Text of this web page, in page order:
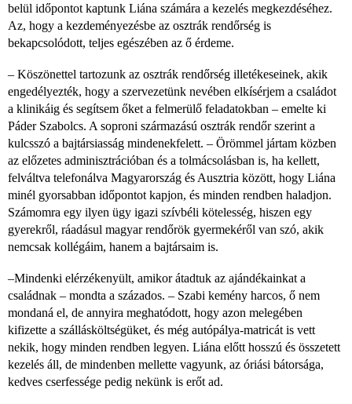
belül időpontot kaptunk Liána számára a kezelés megkezdéséhez.
Az, hogy a kezdeményezésbe az osztrák rendőrség is
bekapcsolódott, teljes egészében az ő érdeme.
– Köszönettel tartozunk az osztrák rendőrség illetékeseinek, akik
engedélyezték, hogy a szervezetünk nevében elkísérjem a családot
a klinikáig és segítsem őket a felmerülő feladatokban – emelte ki
Páder Szabolcs. A soproni származású osztrák rendőr szerint a
kulcsszó a bajtársiasság mindenekfelett. – Örömmel jártam közben
az előzetes adminisztrációban és a tolmácsolásban is, ha kellett,
felváltva telefonálva Magyarország és Ausztria között, hogy Liána
minél gyorsabban időpontot kapjon, és minden rendben haladjon.
Számomra egy ilyen ügy igazi szívbéli kötelesség, hiszen egy
gyerekről, ráadásul magyar rendőrök gyermekéről van szó, akik
nemcsak kollégáim, hanem a bajtársaim is.
–Mindenki elérzékenyült, amikor átadtuk az ajándékainkat a
családnak – mondta a százados. – Szabi kemény harcos, ő nem
mondaná el, de annyira meghatódott, hogy azon melegében
kifizette a szállásköltségüket, és még autópálya-matricát is vett
nekik, hogy minden rendben legyen. Liána előtt hosszú és összetett
kezelés áll, de mindenben mellette vagyunk, az óriási bátorsága,
kedves cserfessége pedig nekünk is erőt ad.